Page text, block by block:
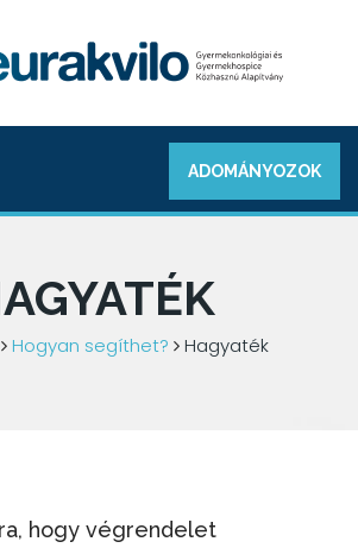
ADOMÁNYOZOK
Hogyan segíthet? Hagyaték
hogy végrendelet